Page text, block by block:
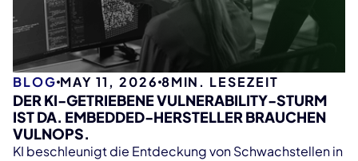
BLOG MAY 11, 2026 8MIN. LESEZEIT
DER KI-GETRIEBENE VULNERABILITY-STURM
IST DA. EMBEDDED-HERSTELLER BRAUCHEN
VULNOPS.
KI beschleunigt die Entdeckung von Schwachstellen in